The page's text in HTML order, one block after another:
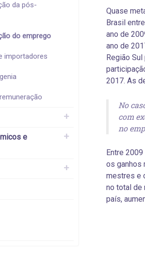
da pós-
do emprego
importadores
e
Quase
Brasil
ano de
ano de
Região
2017. As
No
com
no
Entre
os ganhos
mestres e
no total de
país,